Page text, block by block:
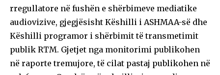
rregullatore në fushën e shërbimeve mediatike
audiovizive, gjegjësisht Këshilli i ASHMAA-së dhe
Këshilli programor i shërbimit të transmetimit
publik RTM. Gjetjet nga monitorimi publikohen
në raporte tremujore, të cilat pastaj publikohen në